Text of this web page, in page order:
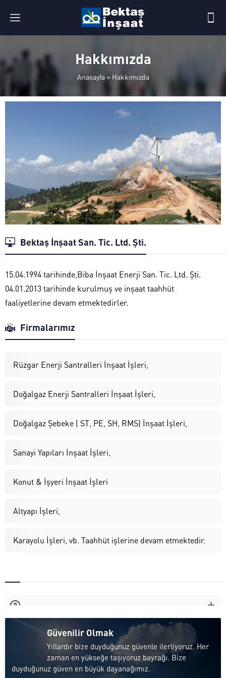
Hakkımızda
Anasayfa» Hakkımızda
Bektaş İnşaat San. Tic. Ltd. Şti.
15.04.1994 tarihinde,Biba İnşaat Enerji San. Tic. Ltd. Şti.
04.01.2013 tarihinde kurulmuş ve inşaat taahhüt
faaliyetlerine devam etmektedirler.
Firmalarımız
Rüzgar Enerji Santralleri İnşaat İşleri,
Doğalgaz Enerji Santralleri İnşaat İşleri,
Doğalgaz Şebeke ( ST, PE, SH, RMS) İnşaat İşleri,
Sanayi Yapıları İnşaat İşleri,
Konut & İşyeri İnşaat İşleri
Altyapı İşleri,
Karayolu İşleri, vb. Taahhüt işlerine devam etmektedir.
Güvenilir Olmak
Yıllardır bize duyduğunuz güvenle ilerliyoruz. Her
zaman en yükseğe taşıyoruz bayrağı. Bize
duyduğunuz güven en büyük dayanağımız.